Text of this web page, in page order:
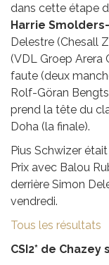
dans cette étape
Harrie
Delestre (Chesall
(VDL Groep Arera
faute (deux
Rolf-Göran
prend la tête du
Doha (la finale).
Pius Schwizer
Prix avec Balou
derrière Simon
vendredi.
Tous les résultats
CSI2* de Chazey